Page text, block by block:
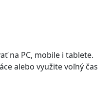
na PC, mobile i tablete.
alebo využite voľný čas